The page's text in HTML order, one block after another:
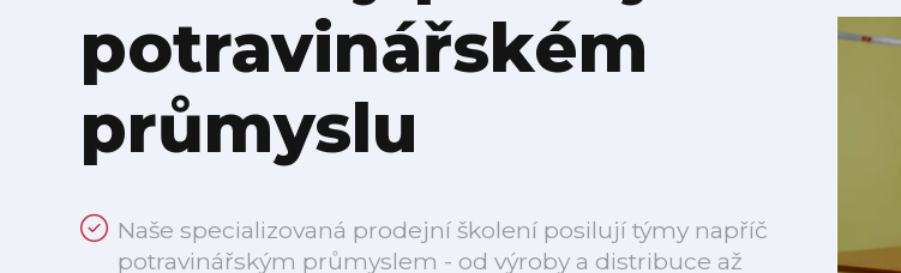
potravinářském
průmyslu
Naše specializovaná prodejní školení posilují týmy napříč
potravinářským průmyslem - od výroby a distribuce až